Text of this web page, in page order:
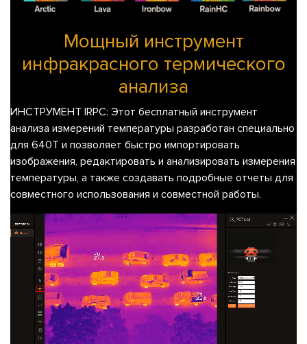
Мощный инструмент
инфракрасного термического
анализа
ИНСТРУМЕНТ IRPC: Этот бесплатный инструмент
анализа измерений температуры разработан специально
для 640T и позволяет быстро импортировать
изображения, редактировать и анализировать измерения
температуры, а также создавать подробные отчеты для
совместного использования и совместной работы.